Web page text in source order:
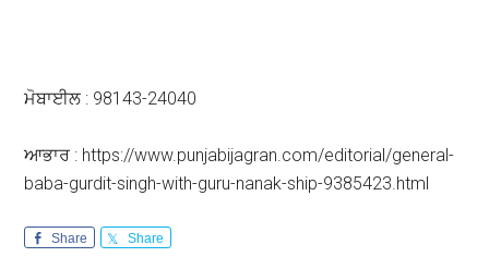
ਮੋਬਾਈਲ : 98143-24040
ਆਭਾਰ : https://www.punjabijagran.com/editorial/general-
baba-gurdit-singh-with-guru-nanak-ship-9385423.html
Share Share